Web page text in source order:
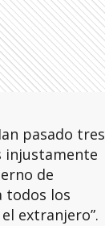
pasado tres
injustamente
de
todos los
extranjero”.